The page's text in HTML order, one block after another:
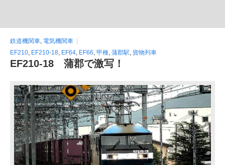
鉄道機関車, 電気機関車
EF210, EF210-18, EF64, EF66, 甲種, 蒲郡駅, 貨物列車
EF210-18 蒲郡で激写！